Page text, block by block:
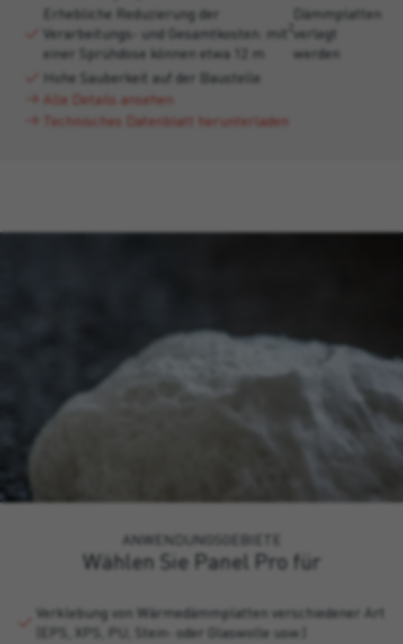
Erhebliche Reduzierung der
Verarbeitungs- und Gesamtkosten: mit
einer Sprühdose können etwa 12 m
Dämmplatten
verlegt
werden
Hohe Sauberkeit auf der Baustelle
Alle Details ansehen
Technisches Datenblatt herunterladen
ANWENDUNGSGEBIETE
Wählen Sie Panel Pro für
Verklebung von Wärmedämmplatten verschiedener Art
(EPS, XPS, PU, Stein- oder Glaswolle usw.)